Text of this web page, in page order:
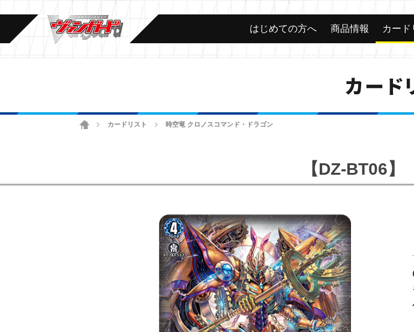
はじめての方へ 商品情報 カード
カード
ホームカードリスト 時空竜 クロノスコマンド・ドラゴン
【DZ-BT06】